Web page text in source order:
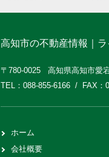
高知市の不動産情報｜
〒780-0025 高知県高知市愛
TEL：088-855-6166 / FAX：
ホーム
会社概要